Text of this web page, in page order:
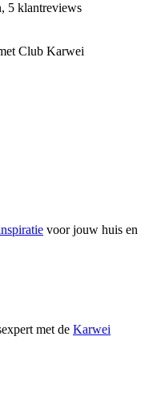
5 klantreviews
Club Karwei
voor jouw huis en
met de Karwei